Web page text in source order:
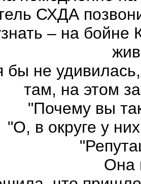
СХДА
– на бойне
не удивилась,
там, на этом
"Почему вы так
в округе у них
Она